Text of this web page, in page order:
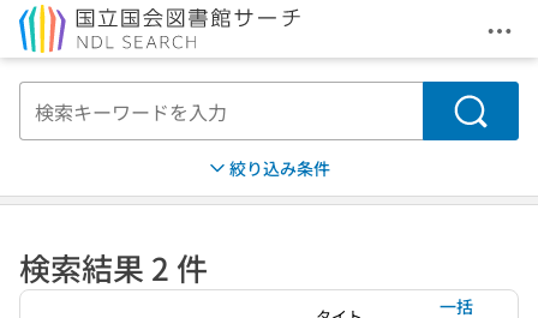
メ
検索
絞り込み条件
検索結果 2 件
一括